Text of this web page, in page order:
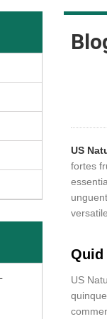
US
fortes
Quid
US